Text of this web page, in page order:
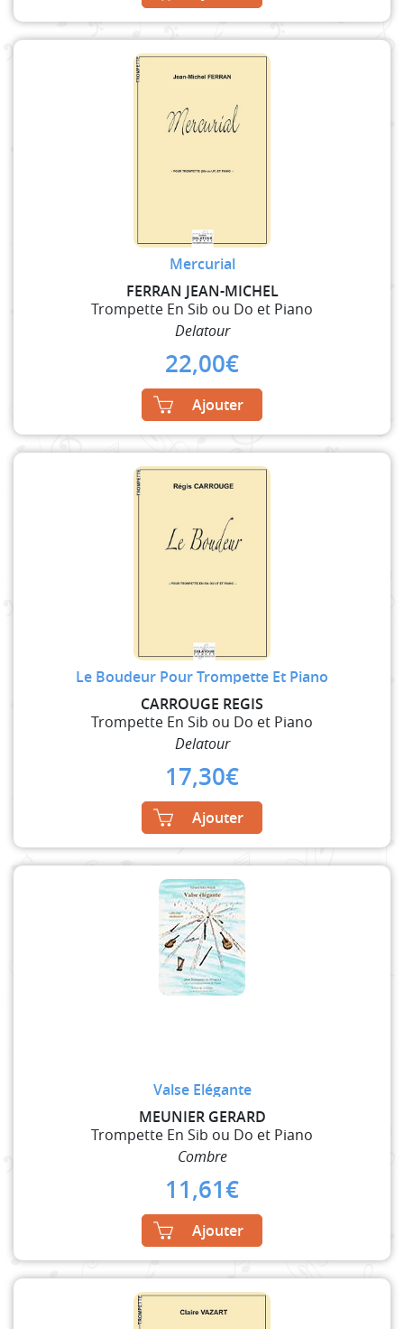
Mercurial
FERRAN JEAN-MICHEL
Trompette En Sib ou Do et Piano
Delatour
22,00€
Ajouter
Le Boudeur Pour Trompette Et Piano
CARROUGE REGIS
Trompette En Sib ou Do et Piano
Delatour
17,30€
Ajouter
Valse Elégante
MEUNIER GERARD
Trompette En Sib ou Do et Piano
Combre
11,61€
Ajouter